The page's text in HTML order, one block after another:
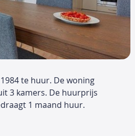
te huur. De woning
3 kamers. De huurprijs
1 maand huur.